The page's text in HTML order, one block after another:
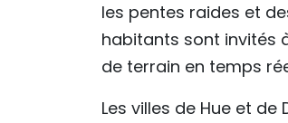
les pentes raides et
habitants sont invités
de terrain en temps
Les villes de Hue et